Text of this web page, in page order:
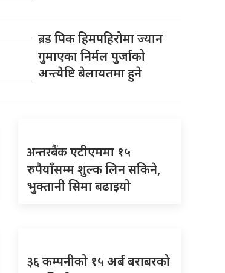
ब्रडपिक हिमपहिरोमा ज्यान
गुमाएका निर्मल पुर्जाको
अन्त्येष्टि बेलायतमा हुने
अन्तरबैंकएटीएममा १५
रुपैयाँसम्म शुल्क लिन सकिने,
भुक्तानी सिमा बढाइयो
३६कम्पनीको १५ अर्ब बराबरको